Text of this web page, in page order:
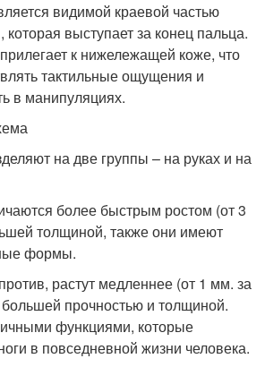
видимой краевой частью
которая выступает за конец пальца.
к нижележащей коже, что
тактильные ощущения и
в манипуляциях.
на две группы – на руках и на
более быстрым ростом (от 3
толщиной, также они имеют
формы.
растут медленнее (от 1 мм. за
прочностью и толщиной.
функциями, которые
в повседневной жизни человека.